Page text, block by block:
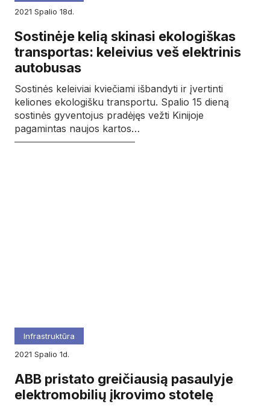
2021
spalio 18d.
Sostinėje kelią skinasi ekologiškas
transportas: keleivius veš elektrinis
autobusas
Sostinės keleiviai kviečiami išbandyti ir įvertinti
keliones ekologišku transportu. Spalio 15 dieną
sostinės gyventojus pradėjęs vežti Kinijoje
pagamintas naujos kartos…
Infrastruktūra
2021
spalio 1d.
ABB pristato greičiausią pasaulyje
elektromobilių įkrovimo stotelę